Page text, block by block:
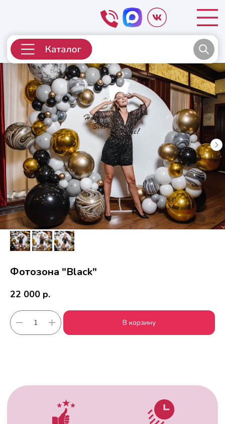
Фотозона "Black"
22 000 р.
В корзину
Работаем с 2010 года
Срочная доставка
Гарантия качества